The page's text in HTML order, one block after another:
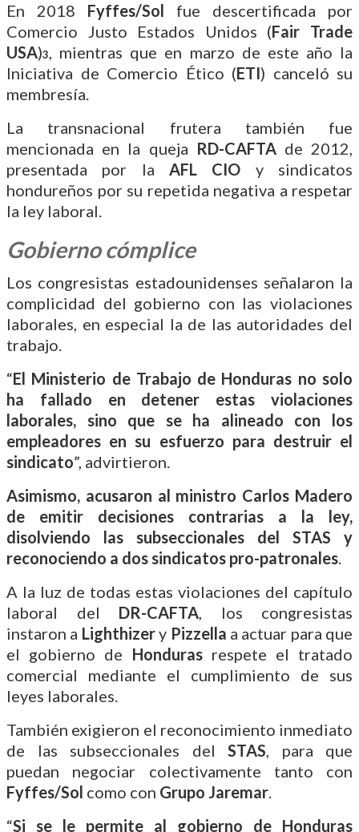
En 2018 Fyffes/Sol fue descertificada por
Comercio Justo Estados Unidos (Fair Trade
USA)3, mientras que en marzo de este año la
Iniciativa de Comercio Ético (ETI) canceló su
membresía.
La transnacional frutera también fue
mencionada en la queja RD-CAFTAde 2012,
presentada por la AFL CIO y sindicatos
hondureños por su repetida negativa a respetar
la ley laboral.
Gobierno cómplice
Los congresistas estadounidenses señalaron la
complicidad del gobierno con las violaciones
laborales, en especial la de las autoridades del
trabajo.
“El Ministerio de Trabajo de Honduras no solo
ha fallado en detener estas violaciones
laborales, sino que se ha alineado con los
empleadores en su esfuerzo para destruir el
sindicato”, advirtieron.
Asimismo, acusaron al ministro Carlos Madero
de emitir decisiones contrarias a la ley,
disolviendo las subseccionales del STAS y
reconociendo a dos sindicatos pro-patronales.
A la luz de todas estas violaciones del capítulo
laboral del DR-CAFTA, los congresistas
instaron a Lighthizery Pizzella a actuar para que
el gobierno de Hondurasrespete el tratado
comercial mediante el cumplimiento de sus
leyes laborales.
También exigieron el reconocimiento inmediato
de las subseccionales del STAS, para que
puedan negociar colectivamente tanto con
Fyffes/Sol como con Grupo Jaremar.
“Si se le permite al gobierno de Honduras